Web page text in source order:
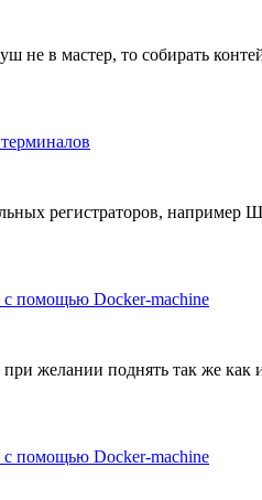
не в мастер, то собирать
регистраторов,
с помощью Docker-machine
желании поднять так же как
с помощью Docker-machine